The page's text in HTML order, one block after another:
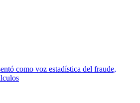
como voz estadística del fraude,